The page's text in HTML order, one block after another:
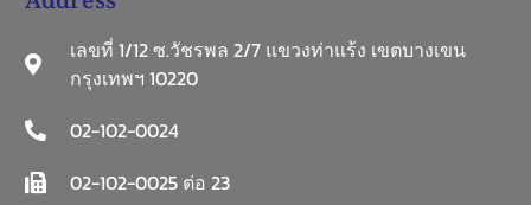
เลขที่ 1/12 ซ.วัชรพล 2/7 แขวงท่าแร้ง เขตบางเขน
กรุงเทพฯ 10220
02-102-0024
02-102-0025 ต่อ 23